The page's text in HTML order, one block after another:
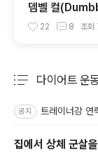
뎀벨 컬
벨 컬(One
22 8 조회
다이어트 운
공지 트레이너강 연
집에서 상체 군살을